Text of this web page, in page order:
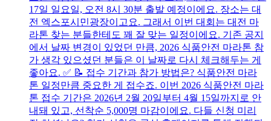
17일 일요일, 오전 8시 30분 출발 예정이에요. 장소는 대
전 엑스포시민광장이고요. 그래서 이번 대회는 대전 마
라톤 찾는 분들한테도 꽤 잘 맞는 일정이에요. 기존 공지
에서 날짜 변경이 있었던 만큼, 2026 식품안전 마라톤 참
가 생각 있으셨던 분들은 이 날짜로 다시 체크해두는 게
좋아요. ✅ 📝 접수 기간과 참가 방법은? 식품안전 마라
톤 일정만큼 중요한 게 접수죠. 이번 2026 식품안전 마라
톤 접수 기간은 2026년 2월 20일부터 4월 15일까지로 안
내돼 있고, 선착순 5,000명 마감이에요. 다들 신청 미리